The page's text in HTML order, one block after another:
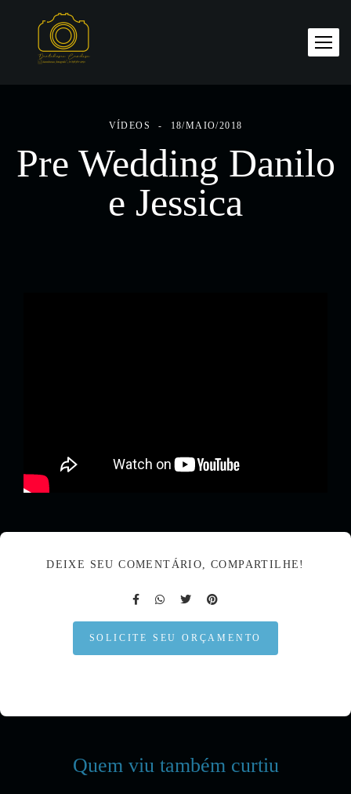
VÍDEOS 18/MAIO/2018
Pre Wedding Danilo
e Jessica
DEIXE SEU COMENTÁRIO, COMPARTILHE!
SOLICITE SEU ORÇAMENTO
Quem viu também curtiu